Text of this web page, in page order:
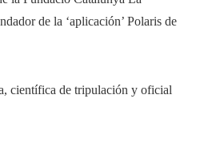
de la ‘aplicación’ Polaris de
científica de tripulación y oficial